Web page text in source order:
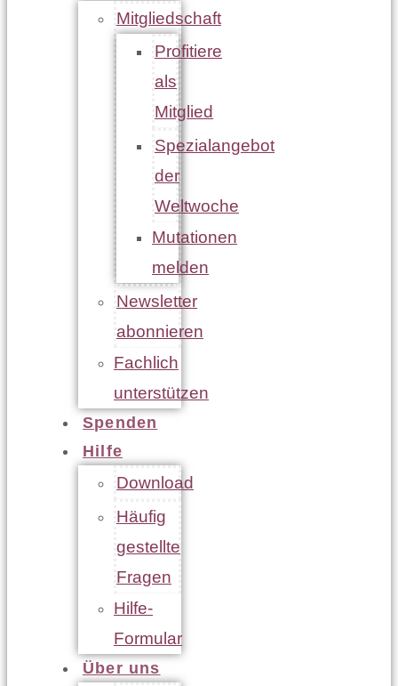
Mitgliedschaft
Profitiere
als
Mitglied
Spezialangebot
der
Weltwoche
Mutationen
melden
Newsletter
abonnieren
Fachlich
unterstützen
Spenden
Hilfe
Download
Häufig
gestellte
Fragen
Hilfe-
Formular
Über uns